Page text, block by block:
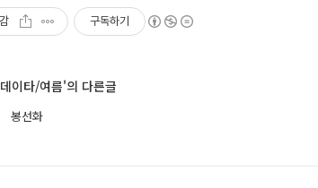
구독하기
이타/여름'의 다른글
봉선화